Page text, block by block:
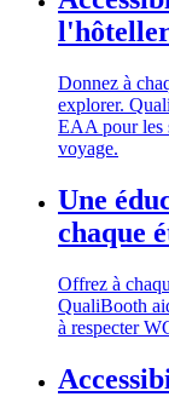
Donnez à
explorer.
EAA pour les
voyage.
Une
chaque
Offrez à
QualiBooth
à respecter